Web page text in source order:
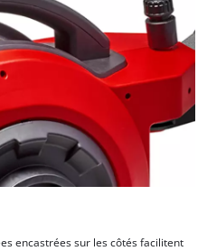
encastrées sur les côtés facilitent